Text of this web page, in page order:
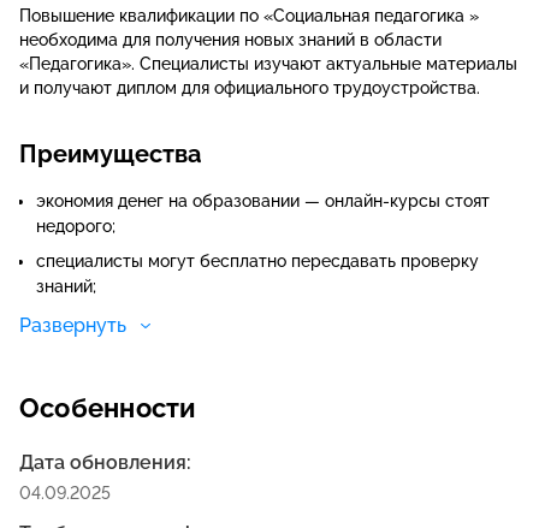
Повышение квалификации по «Социальная педагогика »
необходима для получения новых знаний в области
«Педагогика». Специалисты изучают актуальные материалы
и получают диплом для официального трудоустройства.
Преимущества
экономия денег на образовании — онлайн-курсы стоят
недорого;
специалисты могут бесплатно пересдавать проверку
знаний;
не нужно брать отпуск для прохождения подготовки;
Развернуть
Особенности
Дата обновления:
04.09.2025